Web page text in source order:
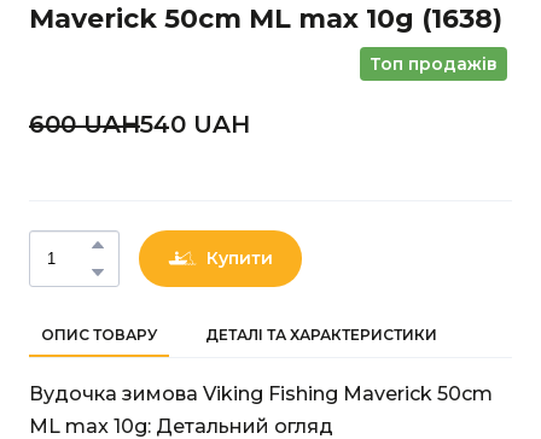
Maverick 50cm ML max 10g (1638)
Топ продажів
600 UAН540 UAН
Купити
ОПИС ТОВАРУ ДЕТАЛІ ТА ХАРАКТЕРИСТИКИ
Вудочка зимова Viking Fishing Maverick 50cm
ML max 10g: Детальний огляд